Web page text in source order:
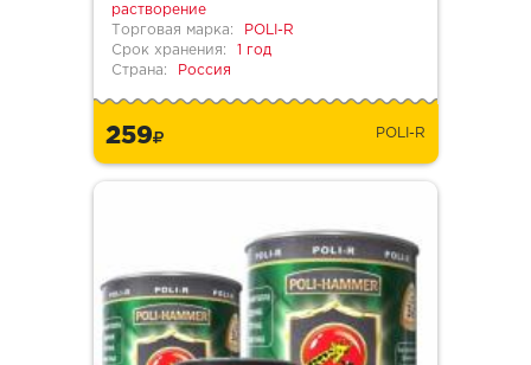
растворение
Торговая марка:
POLI-R
Срок хранения:
1 год
Страна:
Россия
259 POLI-R